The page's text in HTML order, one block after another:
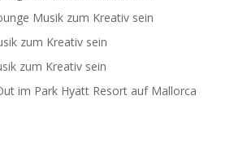
Musik zum Kreativ sein
zum Kreativ sein
zum Kreativ sein
im Park Hyatt Resort auf Mallorca